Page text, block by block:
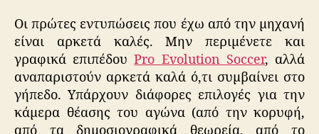
Οι πρώτες εντυπώσεις που έχω από την μηχανή
είναι αρκετά καλές. Μην περιμένετε και
γραφικά επιπέδουPro Evolution Soccer, αλλά
αναπαριστούν αρκετά καλά ό,τι συμβαίνει στο
γήπεδο. Υπάρχουν διάφορες επιλογές για την
κάμερα θέασης του αγώνα (από την κορυφή,